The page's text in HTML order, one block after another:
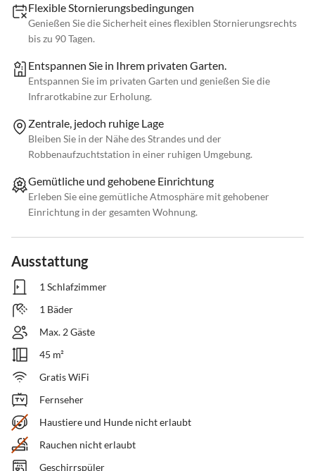
Flexible Stornierungsbedingungen
Genießen Sie die Sicherheit eines flexiblen Stornierungsrechts
bis zu 90 Tagen.
Entspannen Sie in Ihrem privaten Garten.
Entspannen Sie im privaten Garten und genießen Sie die
Infrarotkabine zur Erholung.
Zentrale, jedoch ruhige Lage
Bleiben Sie in der Nähe des Strandes und der
Robbenaufzuchtstation in einer ruhigen Umgebung.
Gemütliche und gehobene Einrichtung
Erleben Sie eine gemütliche Atmosphäre mit gehobener
Einrichtung in der gesamten Wohnung.
Ausstattung
1 Schlafzimmer
1 Bäder
Max. 2 Gäste
45 m²
Gratis WiFi
Fernseher
Haustiere und Hunde nicht erlaubt
Rauchen nicht erlaubt
Geschirrspüler